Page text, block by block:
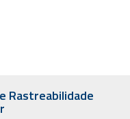
Rastreabilidade